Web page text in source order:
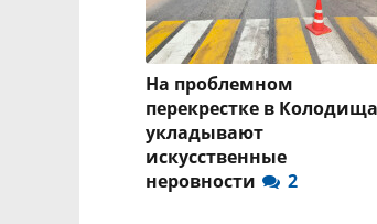
На проблемном
перекрестке в
укладывают
искусственные
неровности
2